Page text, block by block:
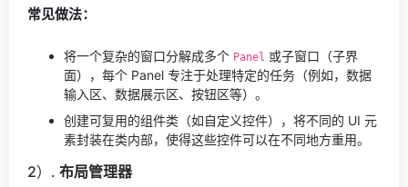
常见做法：
将一个复杂的窗口分解成多个 Panel 或子窗口（子界
面），每个 Panel 专注于处理特定的任务（例如，数据
输入区、数据展示区、按钮区等）。
创建可复用的组件类（如自定义控件），将不同的 UI 元
素封装在类内部，使得这些控件可以在不同地方重用。
2）. 布局管理器